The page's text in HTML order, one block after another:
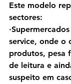
Este modelo
sectores:
service, onde o
produtos, pesa
de leitura e
suspeito em